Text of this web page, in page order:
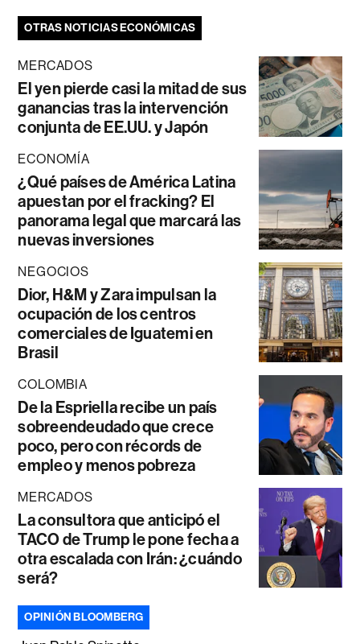
OTRAS NOTICIAS ECONÓMICAS
MERCADOS
El yen pierde casi la mitad de sus
ganancias tras la intervención
conjunta de EE.UU. y Japón
ECONOMÍA
¿Qué países de América Latina
apuestan por el fracking? El
panorama legal que marcará las
nuevas inversiones
NEGOCIOS
Dior, H&M y Zara impulsan la
ocupación de los centros
comerciales de Iguatemi en
Brasil
COLOMBIA
De la Espriella recibe un país
sobreendeudado que crece
poco, pero con récords de
empleo y menos pobreza
MERCADOS
La consultora que anticipó el
TACO de Trump le pone fecha a
otra escalada con Irán: ¿cuándo
será?
OPINIÓN BLOOMBERG